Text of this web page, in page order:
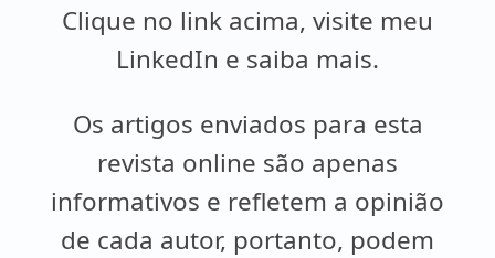
Clique no link acima, visite meu
LinkedIn e saiba mais.
Os artigos enviados para esta
revista online são apenas
informativos e refletem a opinião
de cada autor, portanto, podem